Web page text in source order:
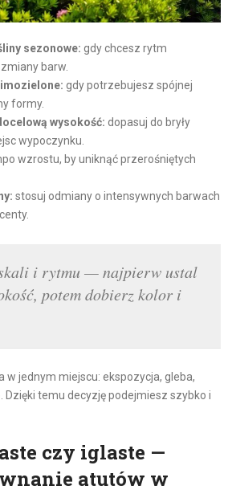
sezonowe: gdy chcesz rytm
barw.
gdy potrzebujesz spójnej
formy.
wysokość: dopasuj do bryły
wypoczynku.
wzrostu, by uniknąć przerośniętych
stosuj odmiany o intensywnych barwach
i rytmu — najpierw ustal
potem dobierz kolor i
w jednym miejscu: ekspozycja, gleba,
Dzięki temu decyzję podejmiesz szybko i
czy iglaste —
atutów w